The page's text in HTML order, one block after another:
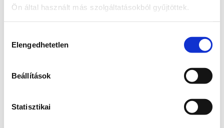
Ön által használt más szolgáltatásokból gyűjtöttek.
kiválasztása
Elengedhetetlen
Beállítások
Statisztikai
loadingwww.bicapp.hu
(see the browser console for more